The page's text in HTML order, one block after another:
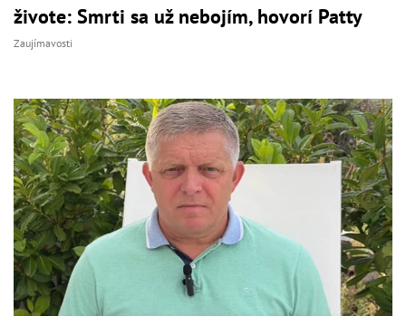
živote: Smrti sa už nebojím, hovorí Patty
Zaujímavosti